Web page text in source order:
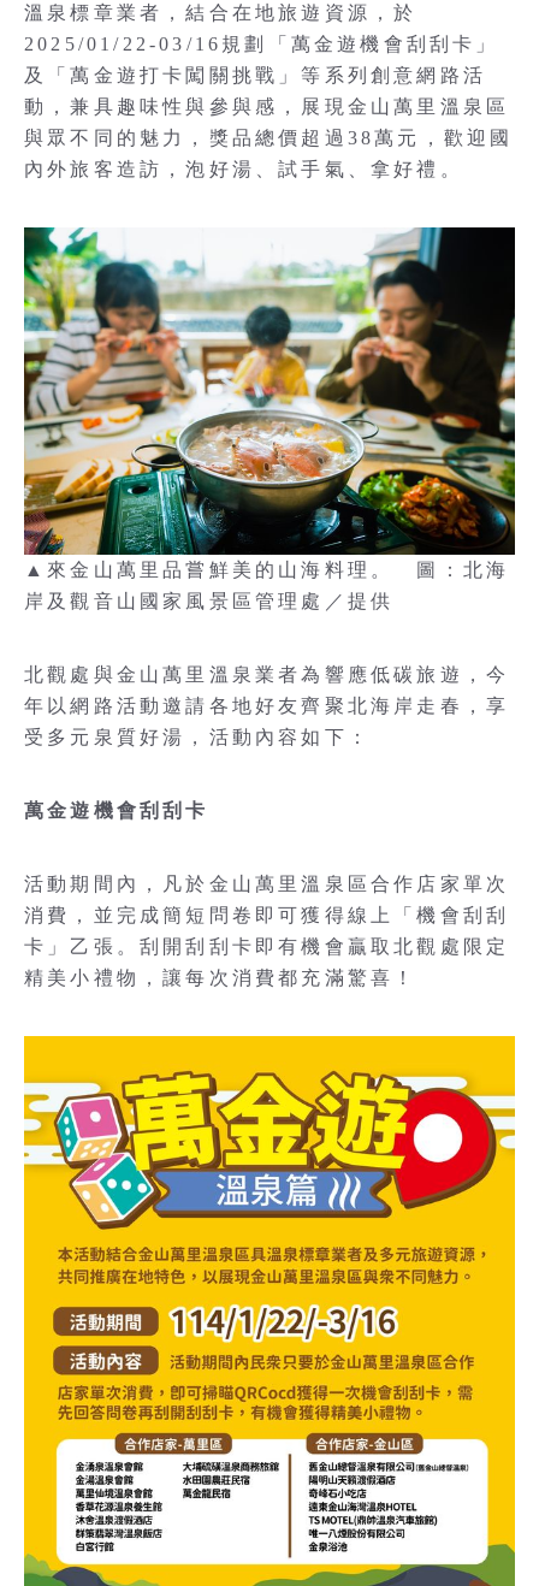
溫泉標章業者，結合在地旅遊資源，於
2025/01/22-03/16規劃「萬金遊機會刮刮卡」
及「萬金遊打卡闖關挑戰」等系列創意網路活
動，兼具趣味性與參與感，展現金山萬里溫泉區
與眾不同的魅力，獎品總價超過38萬元，歡迎國
內外旅客造訪，泡好湯、試手氣、拿好禮。
▲來金山萬里品嘗鮮美的山海料理。 圖：北海
岸及觀音山國家風景區管理處／提供
北觀處與金山萬里溫泉業者為響應低碳旅遊，今
年以網路活動邀請各地好友齊聚北海岸走春，享
受多元泉質好湯，活動內容如下：
萬金遊機會刮刮卡
活動期間內，凡於金山萬里溫泉區合作店家單次
消費，並完成簡短問卷即可獲得線上「機會刮刮
卡」乙張。刮開刮刮卡即有機會贏取北觀處限定
精美小禮物，讓每次消費都充滿驚喜！